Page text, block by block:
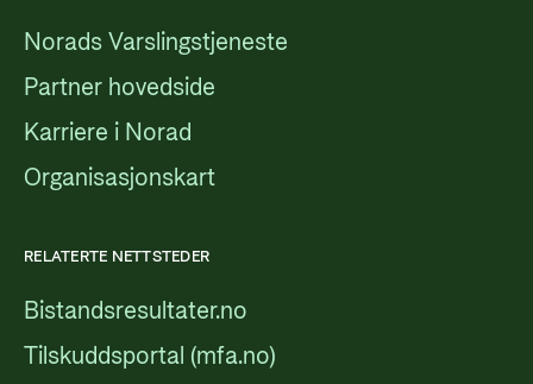
Norads Varslingstjeneste
Partner hovedside
Karriere i Norad
Organisasjonskart
RELATERTE NETTSTEDER
Bistandsresultater.no
Tilskuddsportal (mfa.no)